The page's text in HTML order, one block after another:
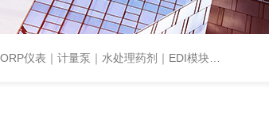
泵｜水处理药剂｜EDI模块代理｜EDI模块维修